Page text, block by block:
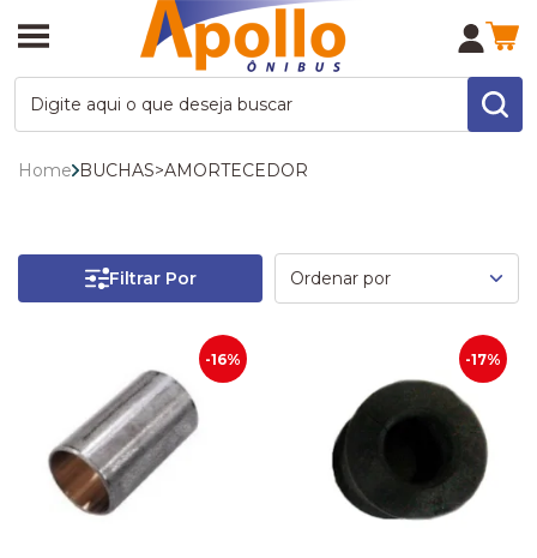
Home BUCHAS>AMORTECEDOR
Filtrar Por
-16% -17%